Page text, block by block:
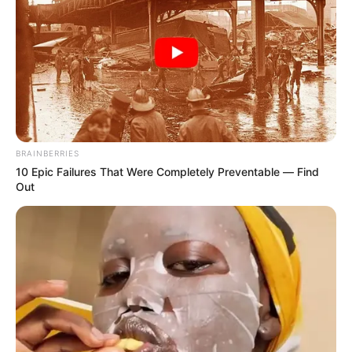
CORTE INTERAMERICANA DE DERECHOS HUMANOS
EPA COLOMBIA
CORTE SUPREMA DE JUSTICIA
CÁRCEL EL BUEN PASTOR
MANTÉNGASE EN ALERTA
Tenemos todas las noticias que le
favor, active las notificaciones de Alerta.
ACTIVAR AHORA
TEMAS DESTACADOS
RECIBO DEL AGUA LOCALIDAD DE USAQUÉN
BRAINBERRIES
10 Epic Failures That Were Completely Preventable — Find
Out